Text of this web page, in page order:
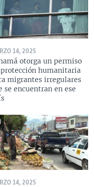
14, 2025
otorga un permiso
humanitaria
migrantes irregulares
se encuentran en ese
14, 2025